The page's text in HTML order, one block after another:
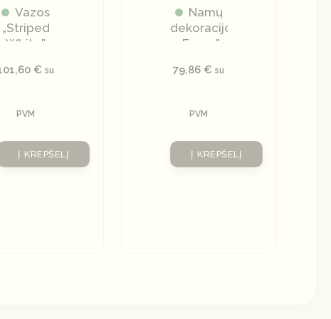
Vazos
„Striped
White”
€ su
PVM
Į KREPŠELĮ
Namų
dekoracijos
„Faces”
79,86 € su
PVM
Į KREPŠELĮ